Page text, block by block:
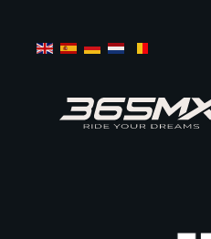
Skip to main content